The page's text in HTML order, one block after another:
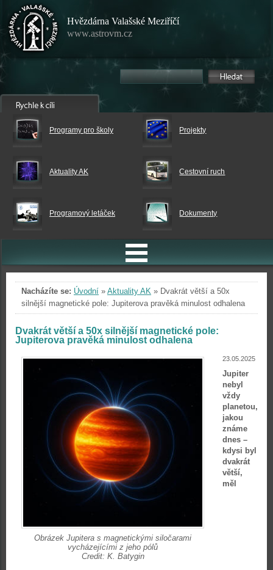
Hvězdárna Valašské Meziříčí
www.astrovm.cz
Programy pro školy Projekty
Aktuality AK Cestovní ruch
Programový letáček Dokumenty
Nacházíte se: Úvodní » Aktuality AK » Dvakrát větší a 50x
silnější magnetické pole: Jupiterova pravěká minulost odhalena
Dvakrát větší a 50x silnější magnetické pole:
Jupiterova pravěká minulost odhalena
23.05.2025
Obrázek Jupitera s magnetickými siločarami
vycházejícími z jeho pólů
Credit: K. Batygin
Jupiter
nebyl
vždy
planetou,
jakou
známe
dnes –
kdysi byl
dvakrát
větší,
měl